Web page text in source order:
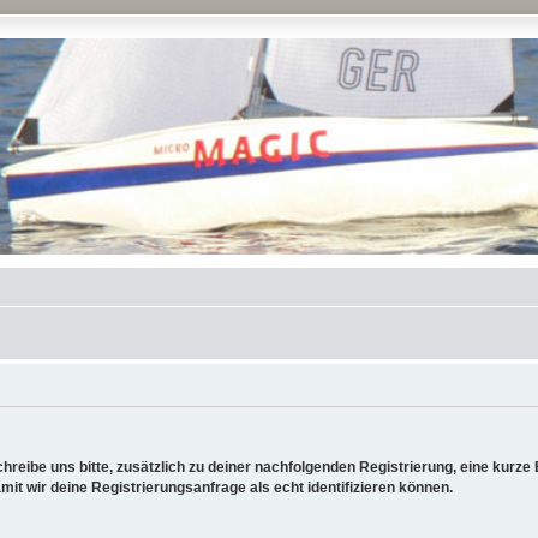
uns bitte, zusätzlich zu deiner nachfolgenden Registrierung, eine
wir deine Registrierungsanfrage als echt identifizieren können.